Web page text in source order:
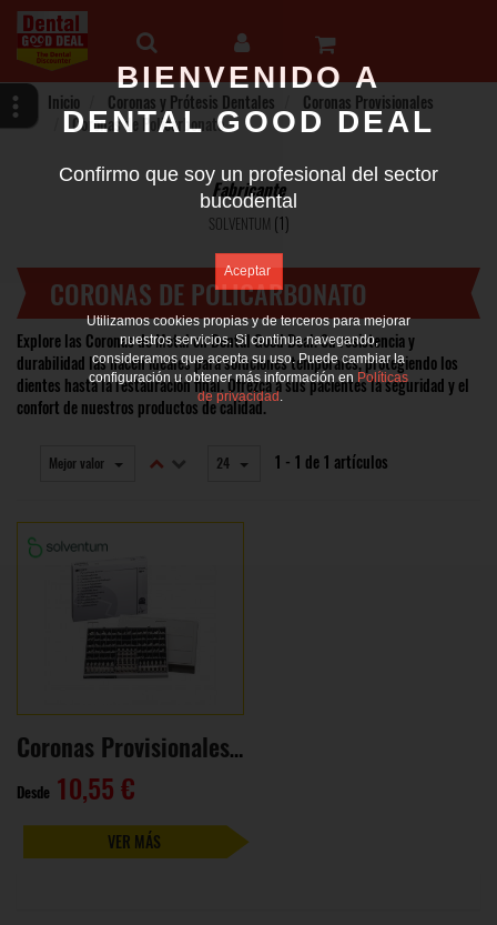
Inicio Coronas y Prótesis Dentales
Coronas Provisionales
Coronas de Policarbonato
Fabricante
SOLVENTUM (1)
CORONAS DE POLICARBONATO
Explore las Coronas de Metal en Dental Good Deal. Su resistencia y
durabilidad las hacen ideales para soluciones temporales, protegiendo los
dientes hasta la restauración final. Ofrezca a sus pacientes la seguridad y el
confort de nuestros productos de calidad.
Mejor valor 24 1 - 1 de 1 artículos
Coronas Provisionales de Policarbonato
Desde 10,55 €
VER MÁS
BIENVENIDO A
DENTAL GOOD DEAL
Confirmo que soy un profesional del sector
bucodental
Utilizamos cookies propias y de terceros para mejorar
nuestros servicios. Si continua navegando,
consideramos que acepta su uso. Puede cambiar la
configuración u obtener más información en Políticas
de privacidad.